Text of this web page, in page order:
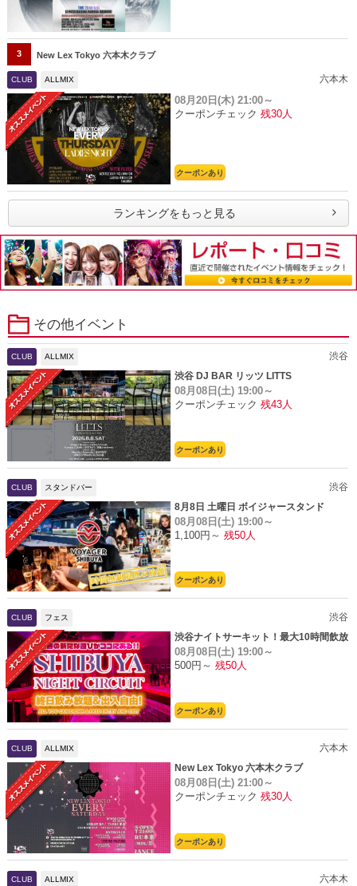
3 New Lex Tokyo 六本木クラブ
CLUB ALLMIX 六本木
08月20日(木) 21:00～
クーポンチェック 残30人
クーポンあり
ランキングをもっと見る
その他イベント
CLUB ALLMIX
渋谷
渋谷 DJ BAR リッツ LITTS
08月08日(土) 19:00～
クーポンチェック 残43人
クーポンあり
CLUB スタンドバー
渋谷
8月8日 土曜日 ボイジャースタンド
08月08日(土) 19:00～
1,100円～ 残50人
クーポンあり
CLUB フェス
渋谷
渋谷ナイトサーキット！最大10時間飲放
題
08月08日(土) 19:00～
500円～ 残50人
クーポンあり
CLUB ALLMIX
六本木
New Lex Tokyo 六本木クラブ
08月08日(土) 21:00～
クーポンチェック 残30人
クーポンあり
CLUB ALLMIX
六本木